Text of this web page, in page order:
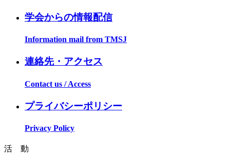
学会からの情報配信
Information mail from TMSJ
連絡先・アクセス
Contact us / Access
プライバシーポリシー
Privacy Policy
活 動